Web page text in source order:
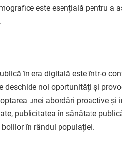
este esențială pentru a
în era digitală este într-o
deschide noi oportunități și
unei abordări proactive și
publicitatea în sănătate
în rândul populației.